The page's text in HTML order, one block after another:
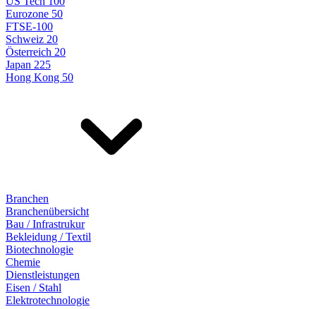
Eurozone 50
FTSE-100
Schweiz 20
Österreich 20
Japan 225
Hong Kong 50
Branchen
Branchenübersicht
Bau / Infrastrukur
Bekleidung / Textil
Biotechnologie
Chemie
Dienstleistungen
Eisen / Stahl
Elektrotechnologie